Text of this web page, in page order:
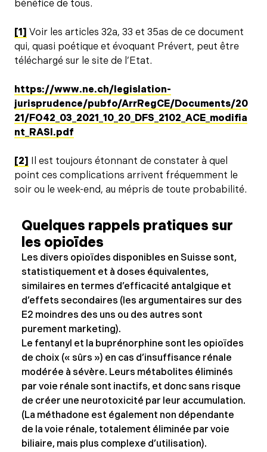
bénéfice de tous.
[1] Voir les articles 32a, 33 et 35as de ce document
qui, quasi poétique et évoquant Prévert, peut être
téléchargé sur le site de l’Etat.
https://www.ne.ch/legislation-
jurisprudence/pubfo/ArrRegCE/Documents/20
21/FO42_03_2021_10_20_DFS_2102_ACE_modifia
nt_RASI.pdf
[2] Il est toujours étonnant de constater à quel
point ces complications arrivent fréquemment le
soir ou le week-end, au mépris de toute probabilité.
Quelques rappels pratiques sur
les opioïdes
Les divers opioïdes disponibles en Suisse sont,
statistiquement et à doses équivalentes,
similaires en termes d’efficacité antalgique et
d’effets secondaires (les argumentaires sur des
E2 moindres des uns ou des autres sont
purement marketing).
Le fentanyl et la buprénorphine sont les opioïdes
de choix (« sûrs ») en cas d’insuffisance rénale
modérée à sévère. Leurs métabolites éliminés
par voie rénale sont inactifs, et donc sans risque
de créer une neurotoxicité par leur accumulation.
(La méthadone est également non dépendante
de la voie rénale, totalement éliminée par voie
biliaire, mais plus complexe d’utilisation).